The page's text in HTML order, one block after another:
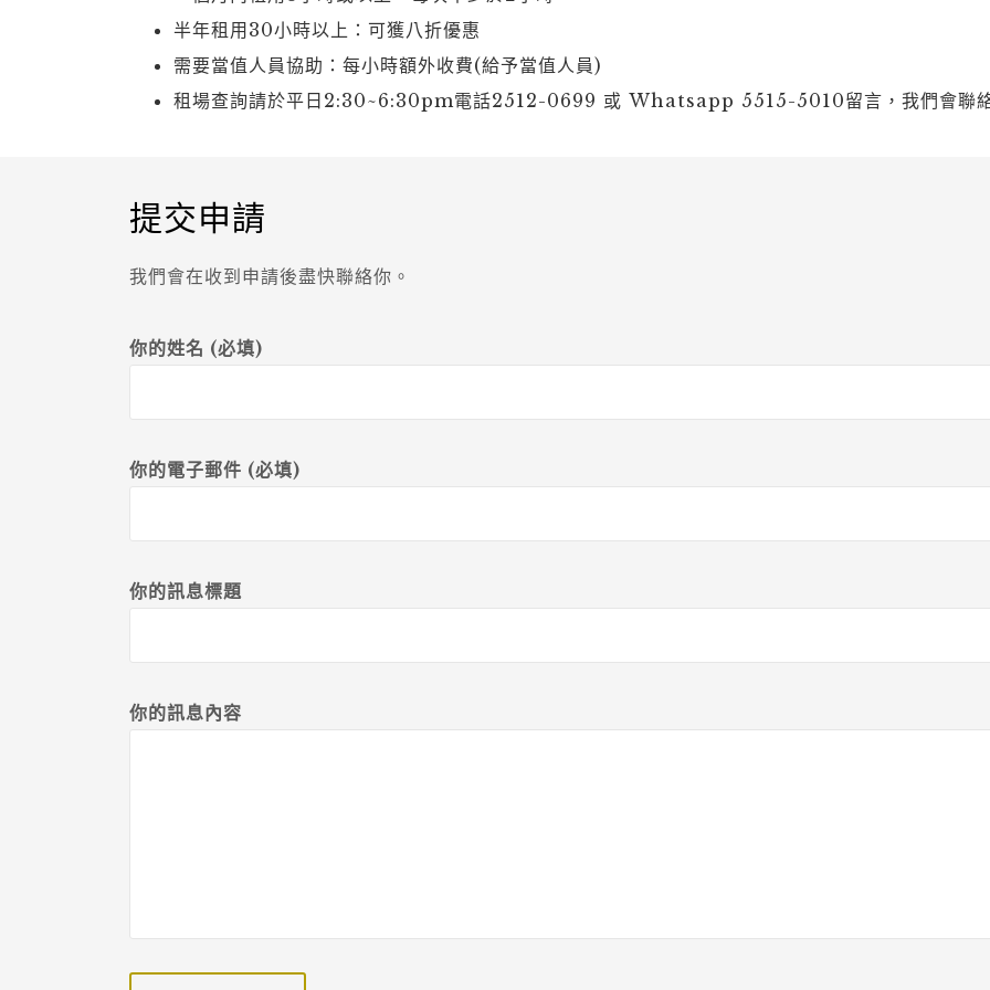
半年租用30小時以上：可獲八折優惠
需要當值人員協助：每小時額外收費(給予當值人員)
租場查詢請於平日2:30~6:30pm電話2512-0699 或 Whatsapp 5515-5010留言，我們會聯絡
提交申請
我們會在收到申請後盡快聯絡你。
你的姓名 (必填)
你的電子郵件 (必填)
你的訊息標題
你的訊息內容